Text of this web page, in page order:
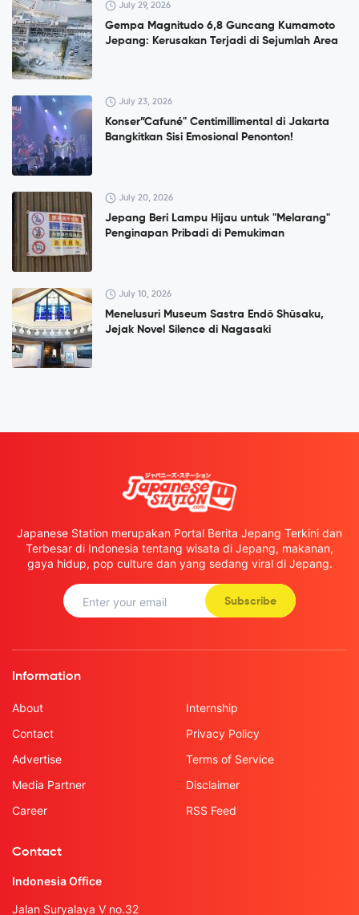
July 29, 2026
Gempa Magnitudo 6,8 Guncang Kumamoto
Jepang: Kerusakan Terjadi di Sejumlah Area
July 23, 2026
Konser”Cafuné" Centimillimental di Jakarta
Bangkitkan Sisi Emosional Penonton!
July 20, 2026
Jepang Beri Lampu Hijau untuk "Melarang"
Penginapan Pribadi di Pemukiman
July 10, 2026
Menelusuri Museum Sastra Endō Shūsaku,
Jejak Novel Silence di Nagasaki
Japanese Station merupakan Portal Berita Jepang Terkini dan
Terbesar di Indonesia tentang wisata di Jepang, makanan,
gaya hidup, pop culture dan yang sedang viral di Jepang.
Subscribe
Information
About
Contact
Advertise
Media Partner
Career
Internship
Privacy Policy
Terms of Service
Disclaimer
RSS Feed
Contact
Indonesia Office
Jalan Suryalaya V no.32